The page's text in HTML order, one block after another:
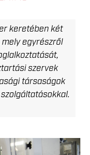
keretében két
egyrészről
szervek
társaságok
21.JPG